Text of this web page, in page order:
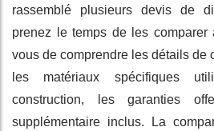
rassemblé plusieurs devis de
prenez le temps de les comparer
vous de comprendre les détails de
les matériaux spécifiques
construction, les garanties
supplémentaire inclus. La